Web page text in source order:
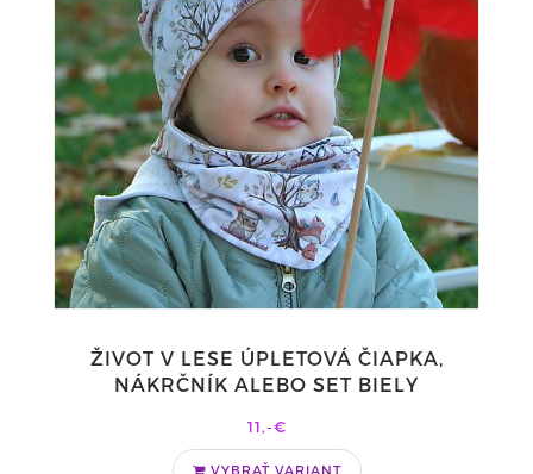
ŽIVOT V LESE ÚPLETOVÁ ČIAPKA,
NÁKRČNÍK ALEBO SET BIELY
11,-€
VYBRAŤ VARIANT